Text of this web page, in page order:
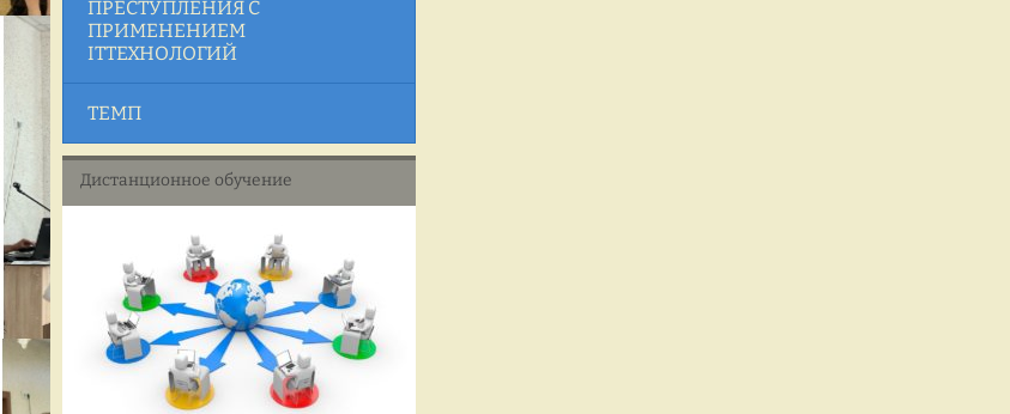
ПРЕСТУПЛЕНИЯ С
ПРИМЕНЕНИЕМ
ITТЕХНОЛОГИЙ
ТЕМП
Дистанционное обучение